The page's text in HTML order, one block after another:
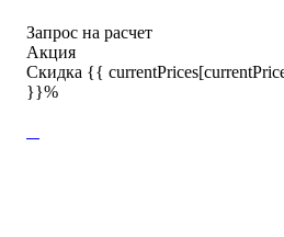
Запрос на расчет
Акция
Скидка {{
}}%